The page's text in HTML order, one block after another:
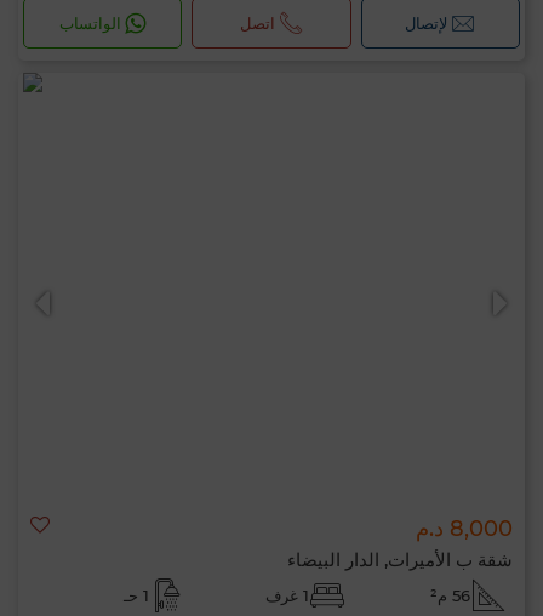
لإتصال اتصل الواتساب
8,000 د.م
شقة ب الأميرات, الدار البيضاء
56 م² 1 غرف 1 حـ